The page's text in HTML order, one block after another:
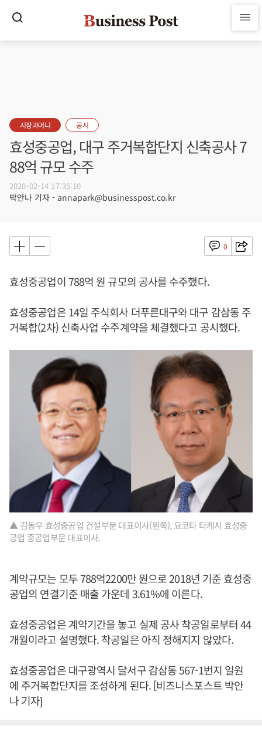
시장과머니 공시
효성중공업, 대구 주거복합단지 신축공사 7
88억 규모 수주
2020-02-14 17:35:10
박안나 기자 - annapark@businesspost.co.kr
0
효성중공업이 788억 원 규모의 공사를 수주했다.
효성중공업은 14일 주식회사 더푸른대구와 대구 감삼동 주
거복합(2차) 신축사업 수주계약을 체결했다고 공시했다.
▲ 김동우 효성중공업 건설부문 대표이사(왼쪽), 요코타 타케시 효성중
공업 중공업부문 대표이사.
계약규모는 모두 788억2200만 원으로 2018년 기준 효성중
공업의 연결기준 매출 가운데 3.61%에 이른다.
효성중공업은 계약기간을 놓고 실제 공사 착공일로부터 44
개월이라고 설명했다. 착공일은 아직 정해지지 않았다.
효성중공업은 대구광역시 달서구 감삼동 567-1번지 일원
에 주거복합단지를 조성하게 된다. [비즈니스포스트 박안
나 기자]